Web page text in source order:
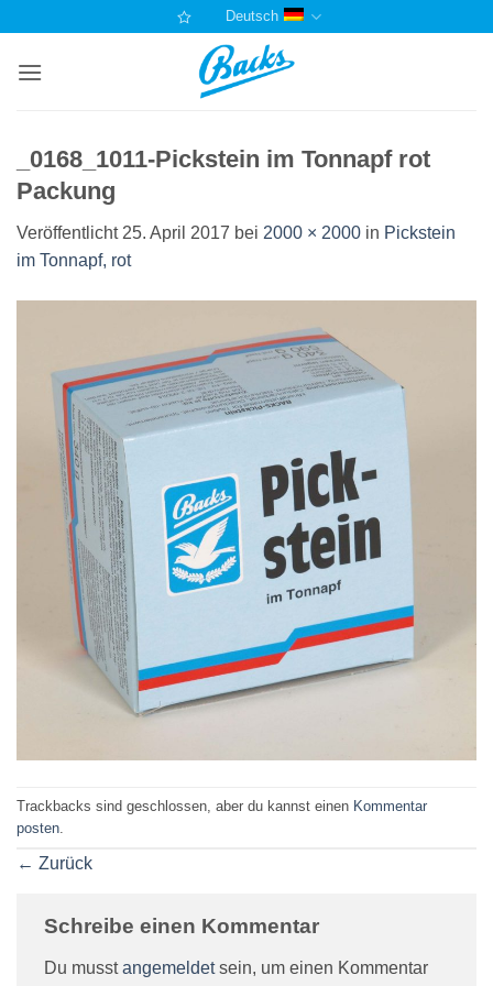
springen
Deutsch
_0168_1011-Pickstein im Tonnapf rot
Packung
Veröffentlicht 25. April 2017 bei 2000 × 2000 in Pickstein
im Tonnapf, rot
Trackbacks sind geschlossen, aber du kannst einen Kommentar
posten
← Zurück
Schreibe einen Kommentar
Du musstangemeldetsein, um einen Kommentar